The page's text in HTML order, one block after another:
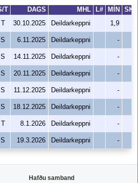
T DAGS MHL L# MÍN
SKH
30.10.2025 Deildarkeppni 1,9
S 6.11.2025 Deildarkeppni -
S 14.11.2025 Deildarkeppni -
S 20.11.2025 Deildarkeppni -
S 11.12.2025 Deildarkeppni -
S 18.12.2025 Deildarkeppni -
8.1.2026 Deildarkeppni -
S 19.3.2026 Deildarkeppni -
Hafðu samband